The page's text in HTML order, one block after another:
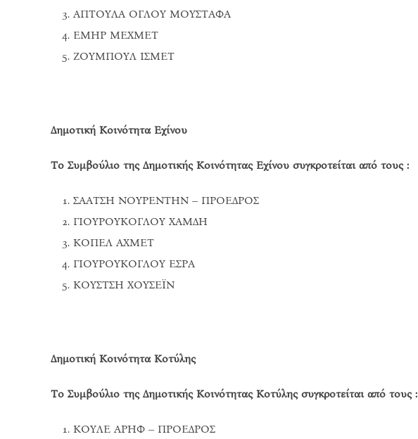
ΑΠΤΟΥΛΑ ΟΓΛΟΥ ΜΟΥΣΤΑΦΑ
ΕΜΗΡ ΜΕΧΜΕΤ
ΖΟΥΜΠΟΥΛ ΙΣΜΕΤ
Δημοτική Κοινότητα Εχίνου
Το Συμβούλιο της Δημοτικής Κοινότητας Εχίνου συγκροτείται από τους :
ΣΑΑΤΣΗ ΝΟΥΡΕΝΤΗΝ – ΠΡΟΕΔΡΟΣ
ΓΙΟΥΡΟΥΚΟΓΛΟΥ ΧΑΜΔΗ
ΚΟΠΕΛ ΑΧΜΕΤ
ΓΙΟΥΡΟΥΚΟΓΛΟΥ ΕΣΡΑ
ΚΟΥΣΤΣΗ ΧΟΥΣΕΪΝ
Δημοτική Κοινότητα Κοτύλης
Το Συμβούλιο της Δημοτικής Κοινότητας Κοτύλης συγκροτείται από τους :
ΚΟΥΛΕ ΑΡΗΦ – ΠΡΟΕΔΡΟΣ